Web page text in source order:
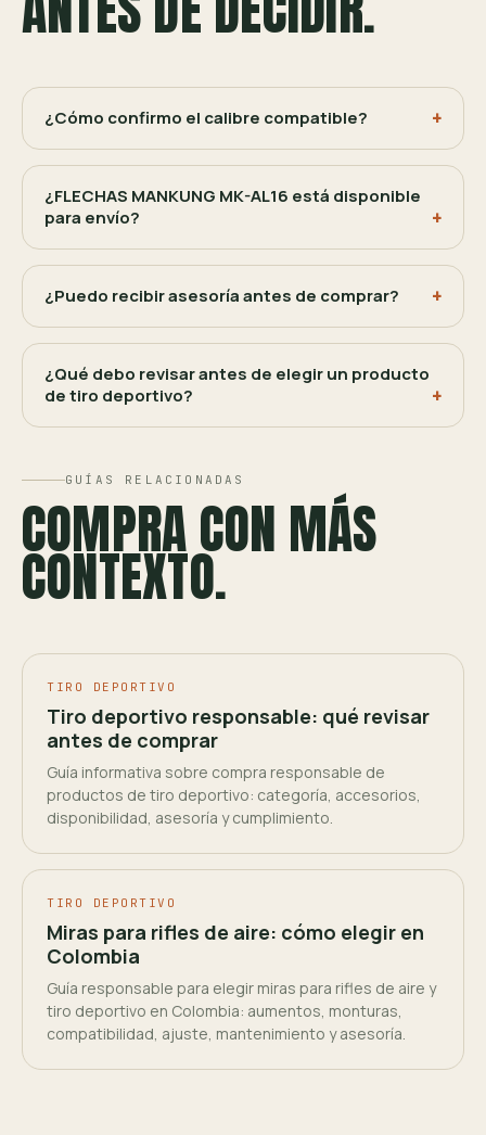
¿Cómo confirmo el calibre compatible?
¿FLECHAS MANKUNG MK-AL16 está disponible
para envío?
¿Puedo recibir asesoría antes de comprar?
¿Qué debo revisar antes de elegir un producto
de tiro deportivo?
GUÍAS RELACIONADAS
COMPRA CON MÁS
CONTEXTO.
TIRO DEPORTIVO
Tiro deportivo responsable: qué revisar
antes de comprar
Guía informativa sobre compra responsable de
productos de tiro deportivo: categoría, accesorios,
disponibilidad, asesoría y cumplimiento.
TIRO DEPORTIVO
Miras para rifles de aire: cómo elegir en
Colombia
Guía responsable para elegir miras para rifles de aire y
tiro deportivo en Colombia: aumentos, monturas,
compatibilidad, ajuste, mantenimiento y asesoría.